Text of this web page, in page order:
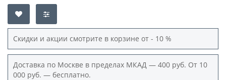
Скидки и акции смотрите в корзине от - 10 %
Доставка по Москве в пределах МКАД — 400 руб. От 10
000 руб. — бесплатно.